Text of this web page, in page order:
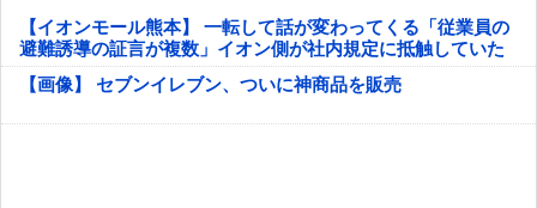
【イオンモール熊本】 一転して話が変わってくる「従業員の
避難誘導の証言が複数」イオン側が社内規定に抵触していた
疑い
【画像】 セブンイレブン、ついに神商品を販売